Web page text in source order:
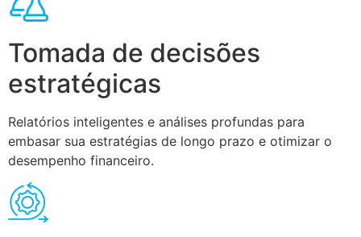
Tomada de decisões
estratégicas
Relatórios inteligentes e análises profundas para
embasar sua estratégias de longo prazo e otimizar o
desempenho financeiro.